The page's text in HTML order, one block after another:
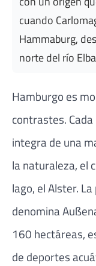
cuando
Hammaburg,
norte del río
Hamburgo es
contrastes.
integra de una
la naturaleza, el
lago, el Alster.
denomina
160 hectáreas,
de deportes